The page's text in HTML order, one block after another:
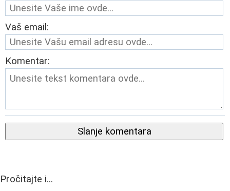
Vaš email:
Komentar:
Slanje komentara
Pročitajte i...